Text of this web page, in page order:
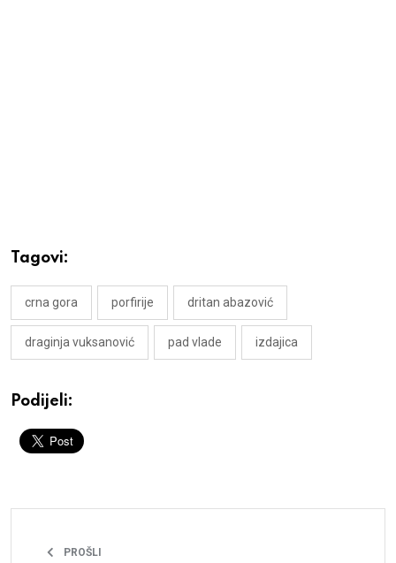
Tagovi:
crna gora porfirije dritan abazović
draginja vuksanović pad vlade izdajica
Podijeli:
PROŠLI